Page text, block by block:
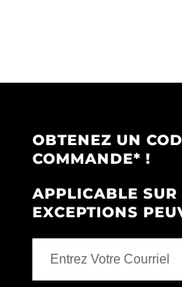
OBTENEZ UN
COMMANDE* !
APPLICABLE SUR
EXCEPTIONS